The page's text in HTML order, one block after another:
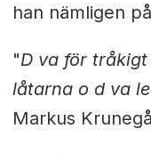
han nämligen
"D va för
låtarna o d va
Markus